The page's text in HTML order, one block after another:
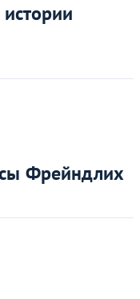
Фрейндлих